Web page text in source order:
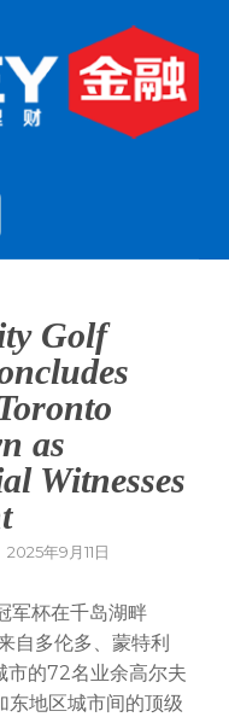
Golf
as
Witnesses
2025年9月11日
军杯在千岛湖畔
自多伦多、蒙特利
市的72名业余高尔夫
东地区城市间的顶级